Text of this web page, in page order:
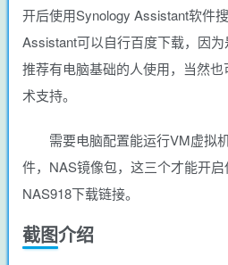
开后使用Synology Assistant软件
Assistant可以自行百度下载，因
推荐有电脑基础的人使用，当然
术支持。
需要电脑配置能运行VM虚拟
件，NAS镜像包，这三个才能开
NAS918下载链接。
截图介绍